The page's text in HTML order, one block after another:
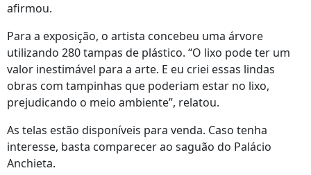
afirmou.
Para a exposição, o artista concebeu uma árvore
utilizando 280 tampas de plástico. “O lixo pode ter um
valor inestimável para a arte. E eu criei essas lindas
obras com tampinhas que poderiam estar no lixo,
prejudicando o meio ambiente”, relatou.
As telas estão disponíveis para venda. Caso tenha
interesse, basta comparecer ao saguão do Palácio
Anchieta.